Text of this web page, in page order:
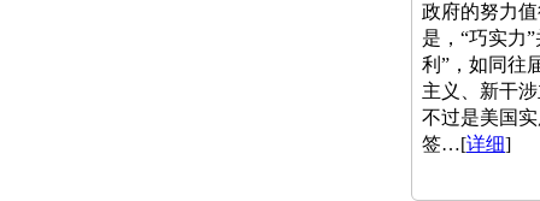
政府的努力
是，“巧实力
利”，如同往
主义、新干
不过是美国
签…[详细]